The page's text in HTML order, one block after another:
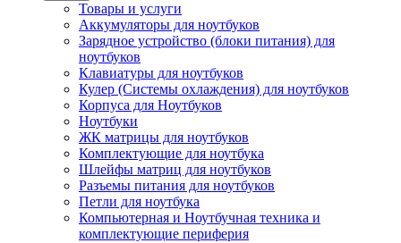
Товары и услуги
Аккумуляторы для ноутбуков
Зарядное устройство (блоки питания) для
ноутбуков
Клавиатуры для ноутбуков
Кулер (Системы охлаждения) для ноутбуков
Корпуса для Ноутбуков
Ноутбуки
ЖК матрицы для ноутбуков
Комплектующие для ноутбука
Шлейфы матриц для ноутбуков
Разъемы питания для ноутбуков
Петли для ноутбука
Компьютерная и Ноутбучная техника и
комплектующие периферия